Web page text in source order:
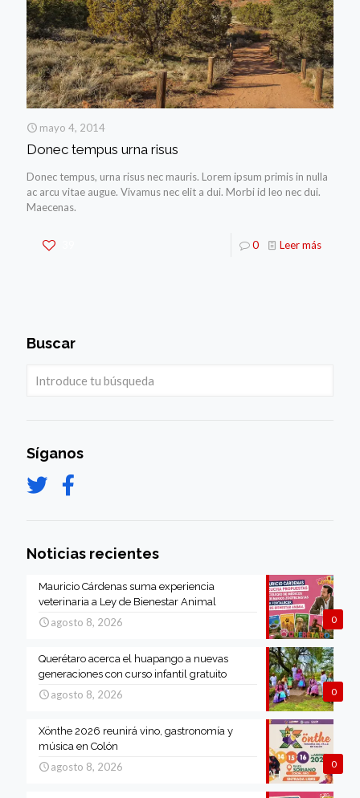
mayo 4, 2014
Donec tempus urna risus
Donec tempus, urna risus nec mauris. Lorem ipsum primis in nulla
ac arcu vitae augue. Vivamus nec elit a dui. Morbi id leo nec dui.
Maecenas.
0 Leer más
Buscar
Síganos
Noticias recientes
0
Mauricio Cárdenas suma experiencia
veterinaria a Ley de Bienestar Animal
agosto 8, 2026
0
Querétaro acerca el huapango a nuevas
generaciones con curso infantil gratuito
agosto 8, 2026
0
Xönthe 2026 reunirá vino, gastronomía y
música en Colón
agosto 8, 2026